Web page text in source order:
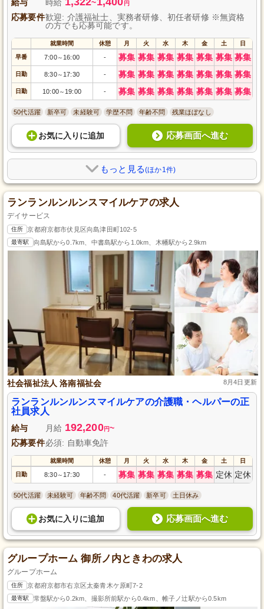
給与 時給 ~ 円
応募要件歓迎: 介護福祉士、実務者研修、初任者研修 ※無資格
の方でも応募可能です。
就業時間 休憩 月 火 水 木 金 土 日
早番 7:00～ 16:00 - 募集 募集 募集 募集 募集 募集 募集
日勤 8:30～ 17:30 - 募集 募集 募集 募集 募集 募集 募集
日勤 10:00～ 19:00 - 募集 募集 募集 募集 募集 募集 募集
50代活躍 新卒可 未経験可 学歴不問 年齢不問 残業ほぼなし
お気に入り に追加 応募画面へ進む
もっと見る(ほか1件)
ランランルンルンスマイルケアの求人
デイサービス
住所 京都府京都市伏見区向島津田町102-5
最寄駅 向島駅から0.7km、中書島駅から1.0km、木幡駅から2.9km
社会福祉法人 洛南福祉会 8月4日更新
ランランルンルンスマイルケアの介護職・ヘルパーの正
社員求人
給与 月給 192,200円~
応募要件必須: 自動車免許
就業時間 休憩 月 火 水 木 金 土 日
日勤 8:30～ 17:30 - 募集 募集 募集 募集 募集 定休 定休
50代活躍 未経験可 年齢不問 40代活躍 新卒可 土日休み
お気に入り に追加 応募画面へ進む
グループホーム 御所ノ内ときわの求人
グループホーム
住所 京都府京都市右京区太秦青木ケ原町7-2
最寄駅 常盤駅から0.2km、撮影所前駅から0.4km、帷子ノ辻駅から0.5km